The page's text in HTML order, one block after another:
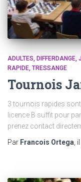
ADULTES DIFFERDANGE
RAPIDE TRESSANGE
Tournois
3 tournois rapides
licence B suffit pour
prenez contact
Par Francois Ortega ,